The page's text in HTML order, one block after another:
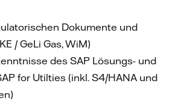
Dokumente und
/ GeLi Gas, WiM)
des SAP Lösungs- und
for Utilties (inkl. S4/HANA und